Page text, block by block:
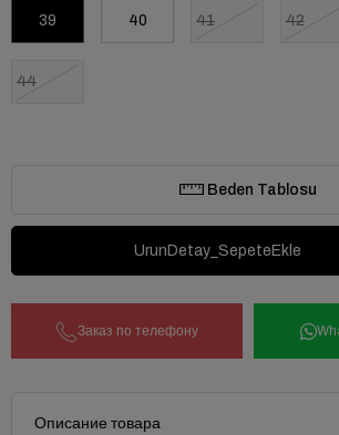
39 40 41 42
44
Beden Tablosu
Заказ по телефону
Описание товара